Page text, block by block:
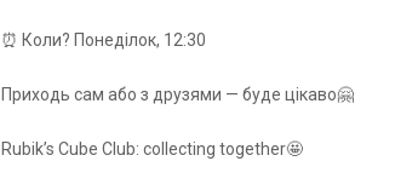
⏰ Коли? Понеділок, 12:30
Приходь сам або з друзями — буде цікаво🤗
Rubik’s Cube Club: collecting together🤩